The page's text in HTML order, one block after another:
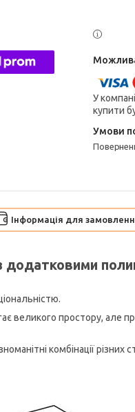
У
купити
Інформація для
додатковими
великого простору, але
комбінації різних